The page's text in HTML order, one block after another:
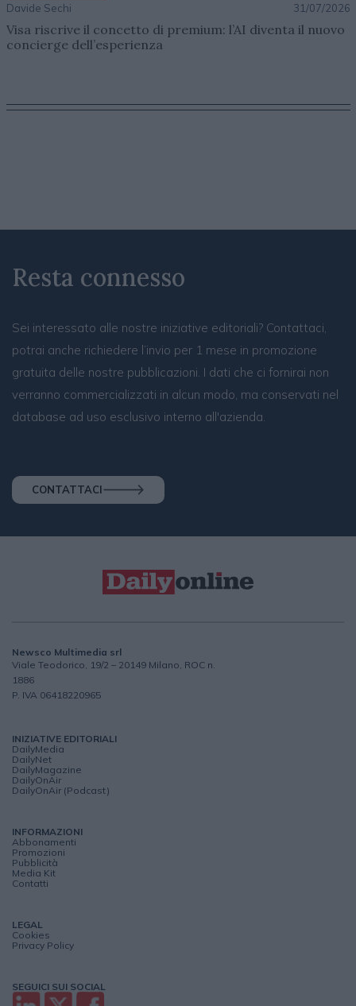
Davide Sechi 31/07/2026
Visa riscrive il concetto di premium: l’AI diventa il nuovo
concierge dell’esperienza
Resta connesso
Sei interessato alle nostre iniziative editoriali? Contattaci,
potrai anche richiedere l’invio per 1 mese in promozione
gratuita delle nostre pubblicazioni. I dati che ci fornirai non
verranno commercializzati in alcun modo, ma conservati nel
database ad uso esclusivo interno all'azienda.
CONTATTACI
Newsco Multimedia srl
Viale Teodorico, 19/2 – 20149 Milano, ROC n.
1886
P. IVA 06418220965
INIZIATIVE EDITORIALI
DailyMedia
DailyNet
DailyMagazine
DailyOnAir
DailyOnAir (Podcast)
INFORMAZIONI
Abbonamenti
Promozioni
Pubblicità
Media Kit
Contatti
LEGAL
Cookies
Privacy Policy
SEGUICI SUI SOCIAL